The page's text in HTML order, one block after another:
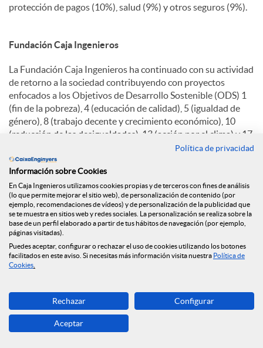
protección de pagos (10%), salud (9%) y otros seguros (9%).
Fundación Caja Ingenieros
La Fundación Caja Ingenieros ha continuado con su actividad
de retorno a la sociedad contribuyendo con proyectos
enfocados a los Objetivos de Desarrollo Sostenible (ODS) 1
(fin de la pobreza), 4 (educación de calidad), 5 (igualdad de
género), 8 (trabajo decente y crecimiento económico), 10
(reducción de las desigualdades), 13 (acción por el clima) y 17
La Fundación Caja Ingenieros destinó el año pasado 774.934
euros a inversión social. A través de la Fundación, el Grupo
Caja Ingenieros también ratifica su compromiso con el
desarrollo sostenible, la economía social y la acción social, y
por eso un 56% de la inversión social ha ido destinada a
proyectos de este tipo. En 2024, además, los socios y socias
de la Entidad mostraron su solidaridad a través de una
campaña de crowdfunding de la Fundación que consiguió
En 2024 la Fundación desarrolló 62 proyectos y alianzas.
6.070 personas se beneficiaron de los programas de inserción
Política de privacidad
Información sobre Cookies
En Caja Ingenieros utilizamos cookies propias y de terceros con fines de análisis
(lo que permite mejorar el sitio web), de personalización de contenido (por
ejemplo, recomendaciones de vídeos) y de personalización de la publicidad que
se te muestra en sitios web y redes sociales. La personalización se realiza sobre la
base de un perfil elaborado a partir de tus hábitos de navegación (por ejemplo,
páginas visitadas).
Puedes aceptar, configurar o rechazar el uso de cookies utilizando los botones
facilitados en este aviso. Si necesitas más información visita nuestra Política de
Cookies
Rechazar Configurar
Aceptar